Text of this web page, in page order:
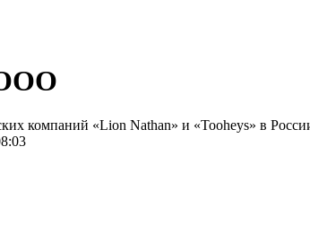
компаний «Lion Nathan» и «Tooheys» в